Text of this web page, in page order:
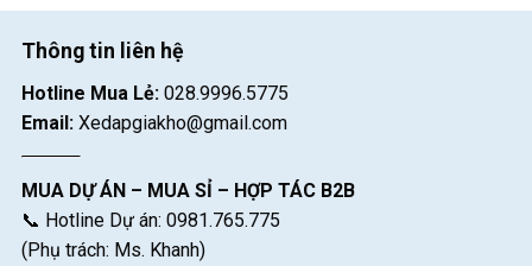
Thông tin liên hệ
Hotline Mua Lẻ: 028.9996.5775
Email: Xedapgiakho@gmail.com
MUA DỰ ÁN – MUA SỈ – HỢP TÁC B2B
📞 Hotline Dự án: 0981.765.775
(Phụ trách: Ms. Khanh)